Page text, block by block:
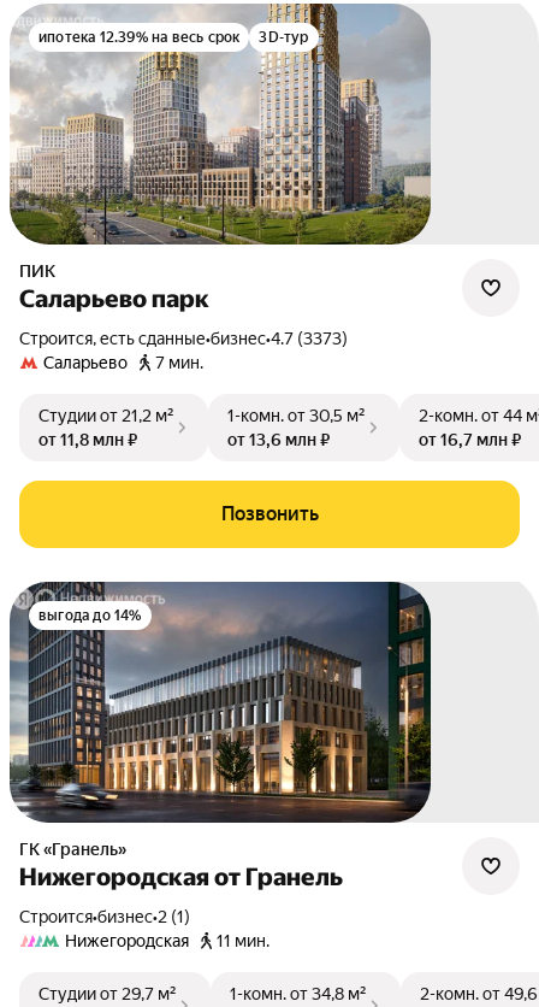
ипотека 12.39% на весь срок 3D-тур
ПИК
Саларьево парк
Строится, есть сданные•бизнес•4.7 (3373)
Саларьево
7 мин.
Студииот 21,2 м²
от 11,8 млн ₽
1-комн.от 30,5 м²
от 13,6 млн ₽
2-комн.от 44
от 16,7 млн ₽
Позвонить
выгода до 14%
ГК «Гранель»
Нижегородская от Гранель
Строится•бизнес•2 (1)
Нижегородская
11 мин.
Студииот 29,7 м²
1-комн.от 34,8 м²
2-комн.от